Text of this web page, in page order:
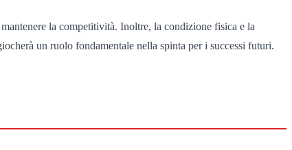
la competitività. Inoltre, la condizione fisica e la
un ruolo fondamentale nella spinta per i successi futuri.